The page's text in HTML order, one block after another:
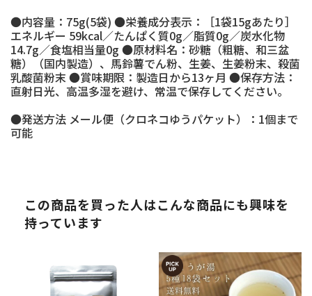
●内容量：75g(5袋) ●栄養成分表示：［1袋15gあたり］
エネルギー 59kcal／たんぱく質0g／脂質0g／炭水化物
14.7g／食塩相当量0g ●原材料名：砂糖（粗糖、和三盆
糖）（国内製造）、馬鈴薯でん粉、生姜、生姜粉末、殺菌
乳酸菌粉末 ●賞味期限：製造日から13ヶ月 ●保存方法：
直射日光、高温多湿を避け、常温で保存してください。
●発送方法 メール便（クロネコゆうパケット）：1個まで
可能
この商品を買った人はこんな商品にも興味を
持っています